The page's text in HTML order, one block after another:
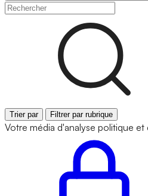
Trier par Filtrer par rubrique
Votre média d'analyse politique